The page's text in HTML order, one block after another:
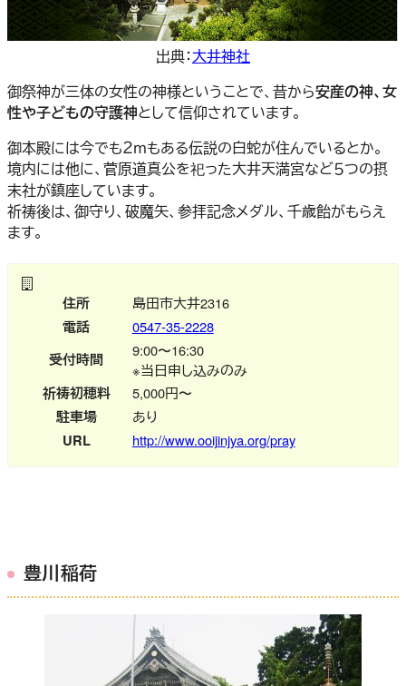
出典：大井神社
御祭神が三体の女性の神様ということで、昔から安産の神、女
性や子どもの守護神として信仰されています。
御本殿には今でも２ｍもある伝説の白蛇が住んでいるとか。
境内には他に、菅原道真公を祀った大井天満宮など５つの摂
末社が鎮座しています。
祈祷後は、御守り、破魔矢、参拝記念メダル、千歳飴がもらえ
ます。
住所 島田市大井2316
電話 0547-35-2228
受付時間
9:00〜16:30
※当日申し込みのみ
祈祷初穂料 5,000円〜
駐車場 あり
URL http://www.ooijinjya.org/pray
豊川稲荷